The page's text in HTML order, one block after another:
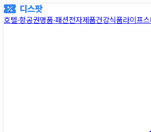
호텔·항공권명품·패션전자제품건강식품라이프